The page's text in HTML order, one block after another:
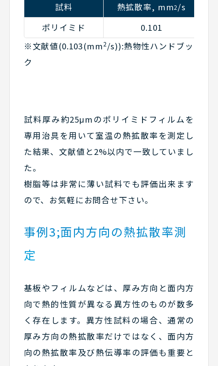
試料
熱拡散率, mm2/s
ポリイミド
0.101
※文献値(0.103(mm2/s)):熱物性ハンドブッ
ク
試料厚み約25μmのポリイミドフィルムを
専用治具を用いて室温の熱拡散率を測定し
た結果、文献値と2%以内で一致していまし
た。
樹脂等は非常に薄い試料でも評価出来ます
ので、お気軽にお問合せ下さい。
事例3;面内方向の熱拡散率測
定
基板やフィルムなどは、厚み方向と面内方
向で熱的性質が異なる異方性のものが数多
く存在します。異方性試料の場合、通常の
厚み方向の熱拡散率だけではなく、面内方
向の熱拡散率及び熱伝導率の評価も重要と